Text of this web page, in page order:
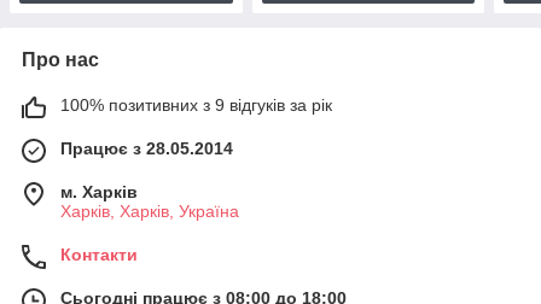
Про нас
100% позитивних з 9 відгуків за рік
Працює з 28.05.2014
м. Харків
Харків, Харків, Україна
Контакти
Сьогодні працює з 08:00 до 18:00